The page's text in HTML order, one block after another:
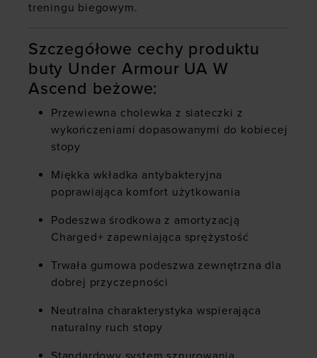
treningu biegowym.
Szczegółowe cechy produktu
buty Under Armour UA W
Ascend beżowe:
Przewiewna cholewka z siateczki z
wykończeniami dopasowanymi do kobiecej
stopy
Miękka wkładka antybakteryjna
poprawiająca komfort użytkowania
Podeszwa środkowa z amortyzacją
Charged+ zapewniająca sprężystość
Trwała gumowa podeszwa zewnętrzna dla
dobrej przyczepności
Neutralna charakterystyka wspierająca
naturalny ruch stopy